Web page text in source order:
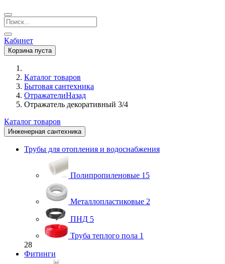
Кабинет
Корзина пуста
Каталог товаров
Бытовая сантехника
ОтражателиНазад
Отражатель декоративный 3/4
Каталог товаров
Инженерная сантехника
Трубы для отопления и водоснабжения
Полипропиленовые 15
Металлопластиковые 2
ПНД 5
Труба теплого пола 1
28
Фитинги